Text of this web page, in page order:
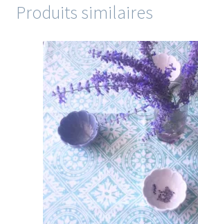
Produits similaires